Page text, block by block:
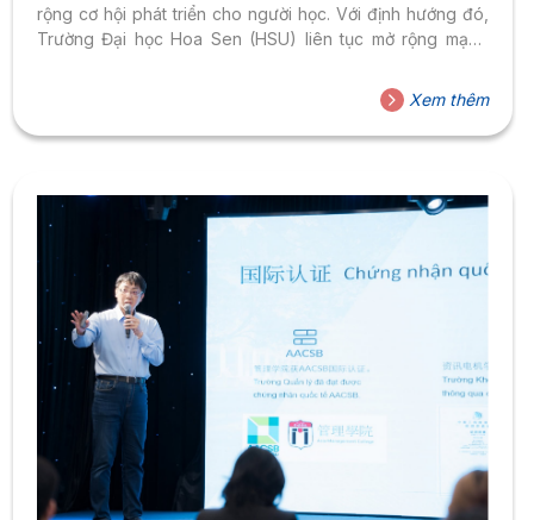
rộng cơ hội phát triển cho người học. Với định hướng đó,
Trường Đại học Hoa Sen (HSU) liên tục mở rộng mạng
đoàn giáo dục uy tín trên thế giới. Sáng ngày
05/08/2026, Viện Đào tạo & Hợp tác Quốc tế Trường Đại
học Hoa Sen (HSU-IIE) đã có buổi làm việc cùng Tập...
Xem thêm